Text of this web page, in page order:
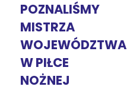
POZNALIŚMY
MISTRZA
WOJEWÓDZTWA
W PIŁCE
NOŻNEJ